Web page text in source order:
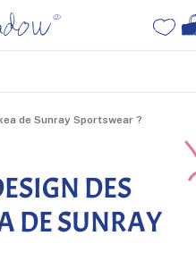
de Sunray Sportswear ?
DES
DE SUNRAY